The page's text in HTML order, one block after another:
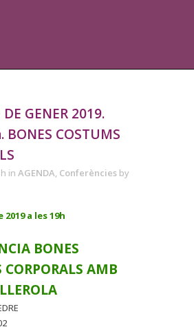
DE GENER 2019.
COSTUMS
in AGENDA, Conferències by
a les 19h
BONES
CORPORALS AMB